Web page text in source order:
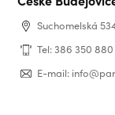
Suchomelská
Tel: 386 350 880
E-mail: